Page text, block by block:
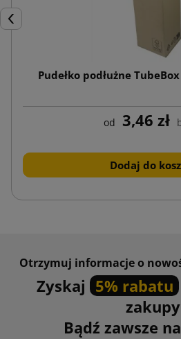
Poprzedni
Pudełko podłużne
od 3,46 zł
Dodaj do
Otrzymuj informacje o
Zyskaj 5% rabatu
Bądź zawsze